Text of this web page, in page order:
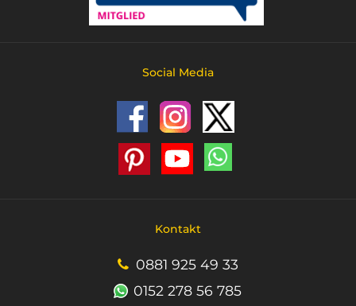
Social Media
Kontakt
0881 925 49 33
0152 278 56 785